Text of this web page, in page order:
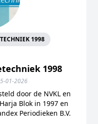
1998
1998
01-2026
door de NVKL en
Blok in 1997 en
Periodieken B.V.